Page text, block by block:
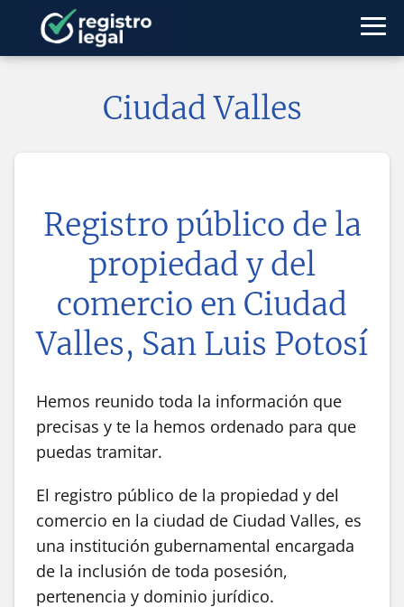
Ciudad Valles
Registro público de la
propiedad y del
comercio en Ciudad
Valles, San Luis Potosí
Hemos reunido toda la información que
precisas y te la hemos ordenado para que
puedas tramitar.
El registro público de la propiedad y del
comercio en la ciudad de Ciudad Valles, es
una institución gubernamental encargada
de la inclusión de toda posesión,
pertenencia y dominio jurídico.